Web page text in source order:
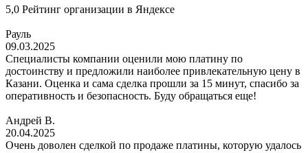
5,0 Рейтинг организации в Яндексе
Рауль
09.03.2025
Специалисты компании оценили мою платину по
достоинству и предложили наиболее привлекательную цену в
Казани. Оценка и сама сделка прошли за 15 минут, спасибо за
оперативность и безопасность. Буду обращаться еще!
Андрей В.
20.04.2025
Очень доволен сделкой по продаже платины, которую удалось